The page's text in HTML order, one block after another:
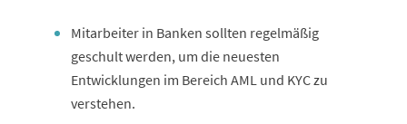
Mitarbeiter in Banken sollten regelmäßig
geschult werden, um die neuesten
Entwicklungen im Bereich AML und KYC zu
verstehen.